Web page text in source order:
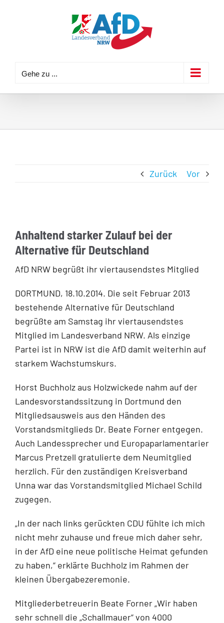
Gehe zu ...
Zurück Vor
Anhaltend starker Zulauf bei der
Alternative für Deutschland
AfD NRW begrüßt ihr viertausendstes Mitglied
DORTMUND, 18.10.2014. Die seit Februar 2013
bestehende Alternative für Deutschland
begrüßte am Samstag ihr viertausendstes
Mitglied im Landesverband NRW. Als einzige
Partei ist in NRW ist die AfD damit weiterhin auf
starkem Wachstumskurs.
Horst Buchholz aus Holzwickede nahm auf der
Landesvorstandssitzung in Dortmund den
Mitgliedsausweis aus den Händen des
Vorstandsmitglieds Dr. Beate Forner entgegen.
Auch Landessprecher und Europaparlamentarier
Marcus Pretzell gratulierte dem Neumitglied
herzlich. Für den zuständigen Kreisverband
Unna war das Vorstandsmitglied Michael Schild
zugegen.
„In der nach links gerückten CDU fühlte ich mich
nicht mehr zuhause und freue mich daher sehr,
in der AfD eine neue politische Heimat gefunden
zu haben,“ erklärte Buchholz im Rahmen der
kleinen Übergabezeremonie.
Mitgliederbetreuerin Beate Forner „Wir haben
sehr schnell die „Schallmauer“ von 4000